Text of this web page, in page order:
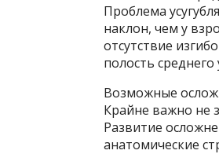
Проблема
наклон, чем у
отсутствие
полость среднего
Возможные
Крайне важно не
Развитие
анатомические